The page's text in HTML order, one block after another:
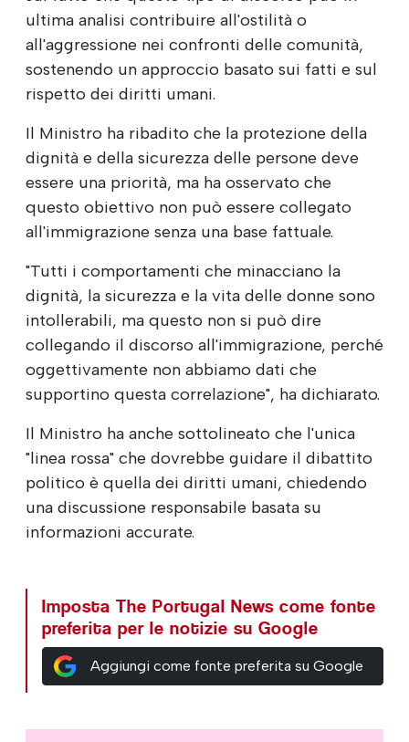
ultima analisi contribuire all'ostilità o
all'aggressione nei confronti delle comunità,
sostenendo un approccio basato sui fatti e sul
rispetto dei diritti umani.
Il Ministro ha ribadito che la protezione della
dignità e della sicurezza delle persone deve
essere una priorità, ma ha osservato che
questo obiettivo non può essere collegato
all'immigrazione senza una base fattuale.
"Tutti i comportamenti che minacciano la
dignità, la sicurezza e la vita delle donne sono
intollerabili, ma questo non si può dire
collegando il discorso all'immigrazione, perché
oggettivamente non abbiamo dati che
supportino questa correlazione", ha dichiarato.
Il Ministro ha anche sottolineato che l'unica
"linea rossa" che dovrebbe guidare il dibattito
politico è quella dei diritti umani, chiedendo
una discussione responsabile basata su
informazioni accurate.
Imposta The Portugal News come fonte
preferita per le notizie su Google
Aggiungi come fonte preferita su Google